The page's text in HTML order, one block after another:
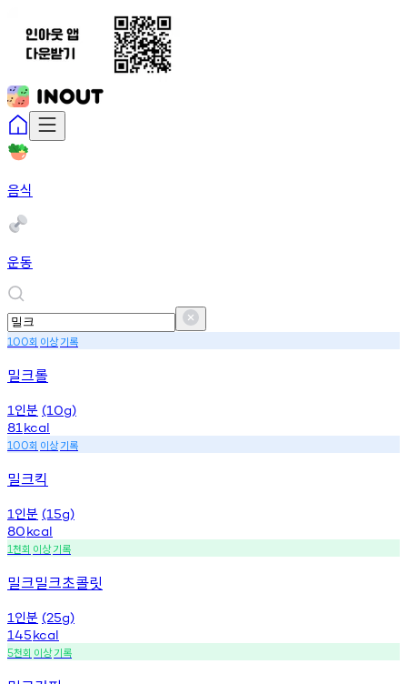
음식
운동
100회 이상기록
밀크롤
1 인분 (10g)
81 kcal
100회 이상기록
밀크킥
1 인분 (15g)
80kcal
1천회 이상기록
밀크밀크초콜릿
1 인분 (25g)
145kcal
5천회 이상기록